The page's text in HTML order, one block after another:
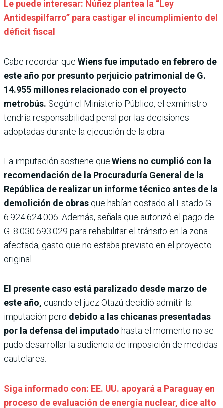
Le puede interesar: Núñez plantea la “Ley
Antidespilfarro” para castigar el incumplimiento del
déficit fiscal
Cabe recordar que Wiens fue imputado en febrero de
este año por presunto perjui­cio patrimonial de G.
14.955 millones relacionado con el proyecto
metrobús. Según el Ministerio Público, el exmi­nistro
tendría responsabili­dad penal por las decisiones
adoptadas durante la ejecu­ción de la obra.
La imputación sostiene que Wiens no cumplió con la
reco­mendación de la Procuradu­ría General de la
República de realizar un informe téc­nico antes de la
demolición de obras que habían costado al Estado G.
6.924.624.006. Además, señala que autorizó el pago de
G. 8.030.693.029 para rehabilitar el tránsito en la zona
afectada, gasto que no estaba previsto en el proyecto
original.
El presente caso está parali­zado desde marzo de
este año, cuando el juez Otazú decidió admitir la
imputación pero debido a las chicanas presen­tadas
por la defensa del impu­tado hasta el momento no se
pudo desarrollar la audien­cia de imposición de medidas
cautelares.
Siga informado con: EE. UU. apoyará a Paraguay en
proceso de evaluación de energía nuclear, dice alto